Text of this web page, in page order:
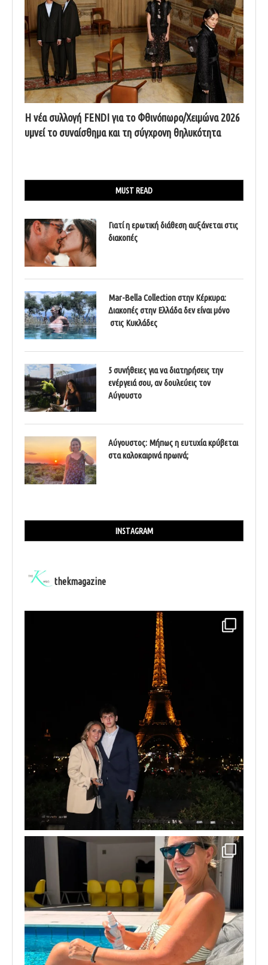
Η νέα συλλογή FENDI για το Φθινόπωρο/Χειμώνα 2026
υμνεί το συναίσθημα και τη σύγχρονη θηλυκότητα
MUST READ
Γιατί η ερωτική διάθεση αυξάνεται στις
διακοπές
Mar-Bella Collection στην Κέρκυρα:
Διακοπές στην Ελλάδα δεν είναι μόνο
στις Κυκλάδες
5 συνήθειες για να διατηρήσεις την
ενέργειά σου, αν δουλεύεις τον
Αύγουστο
Αύγουστος: Μήπως η ευτυχία κρύβεται
στα καλοκαιρινά πρωινά;
INSTAGRAM
thekmagazine